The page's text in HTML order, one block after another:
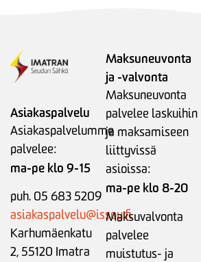
Asiakaspalvelu
Asiakaspalvelumme
palvelee:
ma-pe klo 9-15
puh. 05 683 5209
asiakaspalvelu@issoy.fi
Karhumäenkatu
2, 55120 Imatra
Maksuneuvonta
ja -valvonta
Maksuneuvonta
palvelee laskuihin
ja maksamiseen
liittyvissä
asioissa:
ma-pe klo 8-20
Maksuvalvonta
palvelee
muistutus- ja